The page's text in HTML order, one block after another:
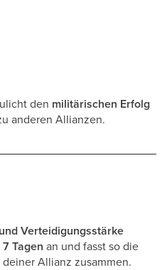
den militärischen Erfolg
anderen Allianzen.
Verteidigungsstärke
7 Tagen an und fasst so die
deiner Allianz zusammen.